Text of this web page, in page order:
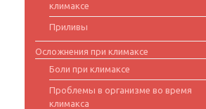
климаксе
Приливы
Осложнения при климаксе
Боли при климаксе
Проблемы в организме во время
климакса